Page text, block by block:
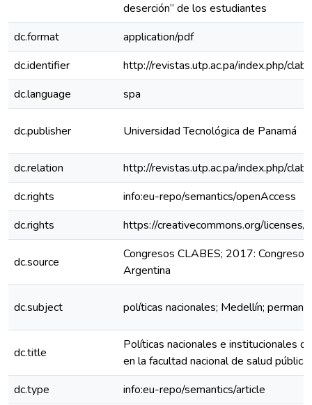
deserción” de los estudiantes
dc.format
application/pdf
dc.identifier
http://revistas.utp.ac.pa/index.php/
dc.language
spa
dc.publisher Universidad Tecnológica de Panamá
dc.relation
http://revistas.utp.ac.pa/index.php/
dc.rights
info:eu-repo/semantics/openAccess
dc.rights
https://creativecommons.org/
dc.source
Congresos CLABES; 2017: Congreso
Argentina
dc.subject políticas nacionales; Medellín;
dc.title
Políticas nacionales e institucionales
en la facultad nacional de salud
dc.type
info:eu-repo/semantics/article